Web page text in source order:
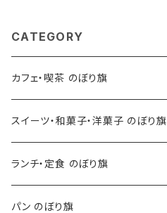
CATEGORY
カフェ・喫茶 のぼり旗
スイーツ・和菓子・洋菓子 のぼり旗
ランチ・定食 のぼり旗
パン のぼり旗